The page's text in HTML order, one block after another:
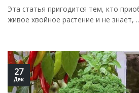
Эта статья пригодится тем, кто
живое хвойное растение и не знает,
27
Дек